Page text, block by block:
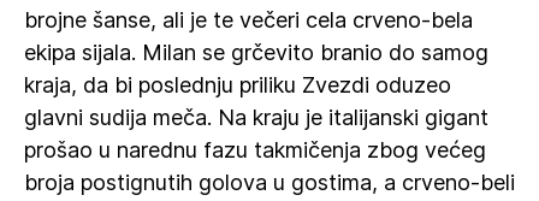
brojne šanse, ali je te večeri cela crveno-bela
ekipa sijala. Milan se grčevito branio do samog
kraja, da bi poslednju priliku Zvezdi oduzeo
glavni sudija meča. Na kraju je italijanski gigant
prošao u narednu fazu takmičenja zbog većeg
broja postignutih golova u gostima, a crveno-beli